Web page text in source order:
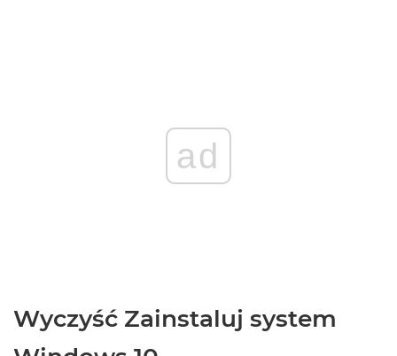
ad
Wyczyść Zainstaluj system